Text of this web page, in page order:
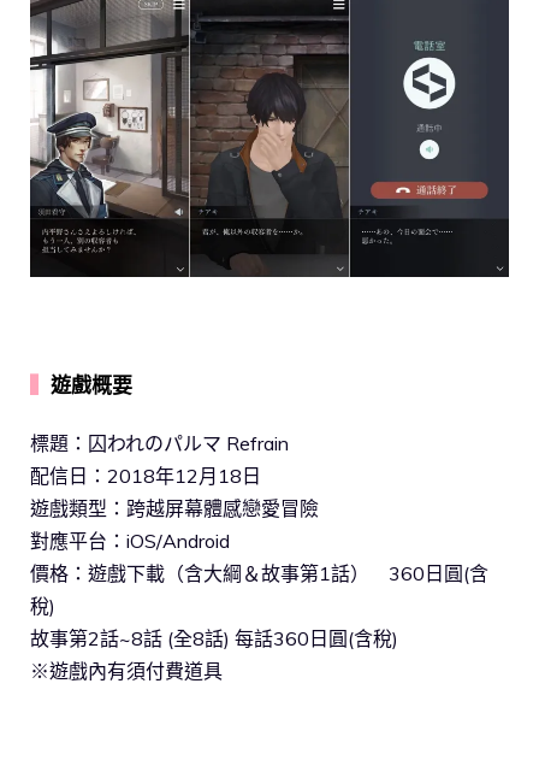
遊戲概要
標題：囚われのパルマ Refrain
配信日：2018年12月18日
遊戲類型：跨越屏幕體感戀愛冒險
對應平台：iOS/Android
價格：遊戲下載（含大綱＆故事第1話） 360日圓(含
稅)
故事第2話~8話 (全8話) 每話360日圓(含稅)
※遊戲內有須付費道具